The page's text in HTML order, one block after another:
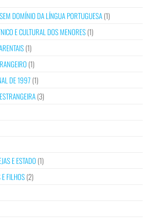
DOMÍNIO DA LÍNGUA PORTUGUESA(1)
E CULTURAL DOS MENORES(1)
(1)
(1)
DE 1997 (1)
(3)
E ESTADO (1)
E FILHOS(2)